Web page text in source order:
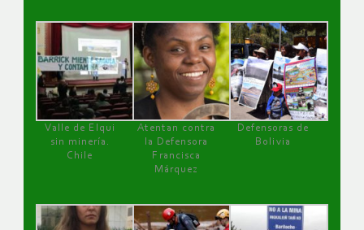
Valle de Elqui
sin minería.
Chile
Atentan contra
la Defensora
Francisca
Márquez
Defensoras de
Bolivia